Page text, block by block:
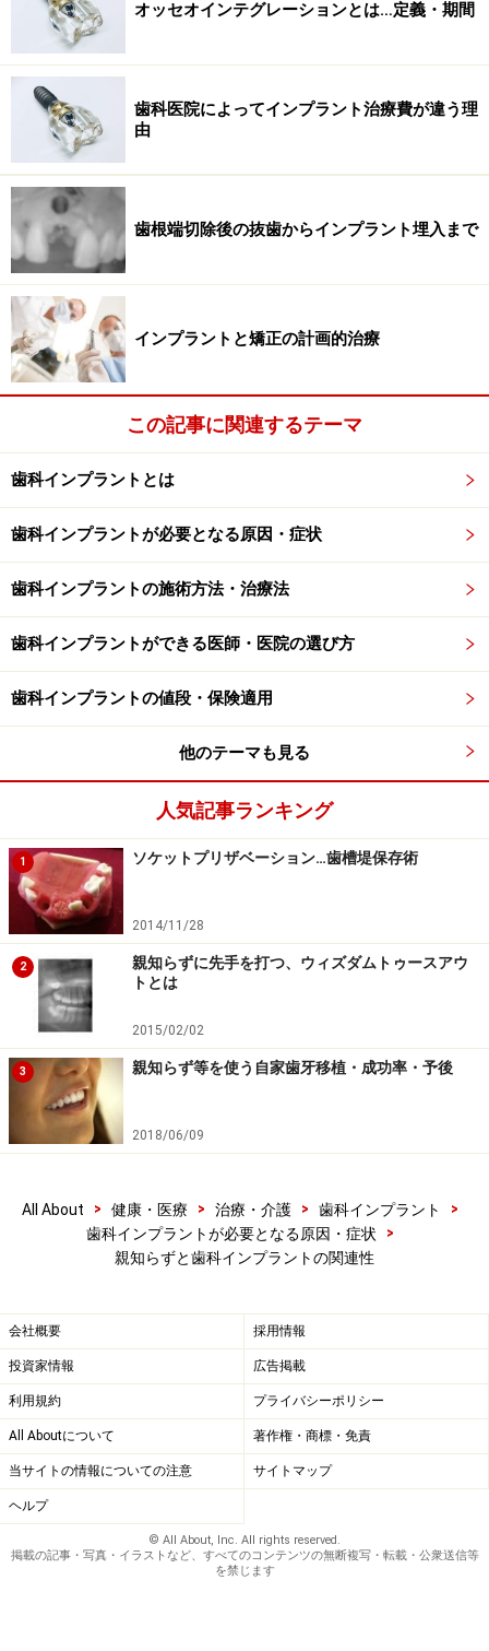
もします。
親知らずの悪行
痛みや腫れの有無に関係なく、親知らずは様々な問題を
静かに引き起こしていることが多くあります。手前の大
切な歯との間に虫歯を作ったり、歯周病を進行させたり
するのは当たり前。場合によっては手前の歯の根を溶か
してしまうこともあります。大臼歯を抜歯しなければな
らなくなった際の歯牙移植用に親知らずを使う可能性は
あるものの、大半のケースでは悪さをしてしまっている
ことのほうが多いと思います。矯正治療や予防歯科の意
識の高い欧米では、悪さをする前に積極的に親知らずを
抜歯する“ウィズダムトゥースアウト”が一般化していま
す。
親知らずと歯科インプラント
番目の歯が虫歯になったり神経を取らなければならなく
なっていることは意外と多いのです。それらが原因で残
念ながら７番目の歯を抜歯しなければならなくなり歯科
インプラント治療をすることになった時、必ず親知らず
も抜歯しておかなければなりません。親知らずが原因で
ったとしても悪い環境は変わらないのです。その時大丈
夫だとしても、将来親知らずが動いてきたときに歯科イ
ンプラントに近づいてしまうのであれば、いいタイミン
グで抜歯しておかなければならないのです。
対処療法でなく、口腔内全体を診て将来のことまで見越
した治療計画を提案してくれるホームドクターを見つ
け、快適な口腔環境を維持してください。
※記事内容は執筆時点のものです。最新の内容をご確認くださ
い。
※当サイトにおける医師・医療従事者等による情報の提供は、診
断・治療行為ではありません。診断・治療を必要とする方は、適
のではありません。当サイトで提供する情報に基づいて被ったい
かなる損害についても、当社、各ガイド、その他当社と契約した
情報提供者は一切の責任を負いかねます。
オッセオインテグレーションとは…定義・期間
歯科医院によってインプラント治療費が違う理
由
歯根端切除後の抜歯からインプラント埋入まで
インプラントと矯正の計画的治療
この記事に関連するテーマ
歯科インプラントとは
歯科インプラントが必要となる原因・症状
歯科インプラントの施術方法・治療法
歯科インプラントができる医師・医院の選び方
歯科インプラントの値段・保険適用
他のテーマも見る
人気記事ランキング
1 ソケットプリザベーション…歯槽堤保存術
2014/11/28
2
親知らずに先手を打つ、ウィズダムトゥースアウ
トとは
2015/02/02
3 親知らず等を使う自家歯牙移植・成功率・予後
2018/06/09
All About > 健康・医療 > 治療・介護 > 歯科インプラント
>
歯科インプラントが必要となる原因・症状
>
親知らずと歯科インプラントの関連性
会社概要 採用情報
投資家情報 広告掲載
利用規約 プライバシーポリシー
All Aboutについて 著作権・商標・免責
当サイトの情報についての注意 サイトマップ
ヘルプ
© All About, Inc. All rights reserved.
掲載の記事・写真・イラストなど、すべてのコンテンツの無断複写・転載・公衆送信等
を禁じます